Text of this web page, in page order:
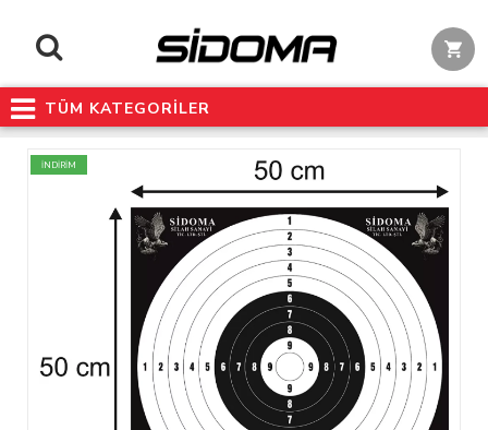
TÜM KATEGORİLER
İNDİRİM